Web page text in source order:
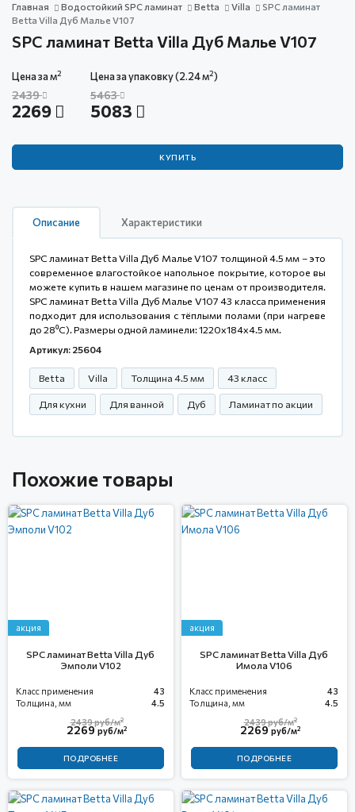
Главная Водостойкий SPC ламинат Betta Villa
SPC ламинат
Betta Villa Дуб Малье V107
SPC ламинат Betta Villa Дуб Малье V107
Цена за м2
2439
2269
Цена за упаковку (2.24 м2)
5463
5083
КУПИТЬ
Описание Характеристики
SPC ламинат Betta Villa Дуб Малье V107 толщиной 4.5 мм – это
современное влагостойкое напольное покрытие, которое вы
можете купить в нашем магазине по ценам от производителя.
SPC ламинат Betta Villa Дуб Малье V107 43 класса применения
подходит для использования с тёплыми полами (при нагреве
до 28⁰С). Размеры одной ламинели: 1220x184x4.5 мм.
Артикул: 25604
Betta Villa Толщина 4.5 мм 43 класс
Для кухни Для ванной Дуб Ламинат по акции
Похожие товары
акция
SPC ламинат Betta Villa Дуб
Эмполи V102
Класс применения
43
Толщина, мм
4.5
2269руб/м2
2439руб/м2
ПОДРОБНЕЕ
акция
SPC ламинат Betta Villa Дуб
Имола V106
Класс применения
43
Толщина, мм
4.5
2269руб/м2
2439руб/м2
ПОДРОБНЕЕ